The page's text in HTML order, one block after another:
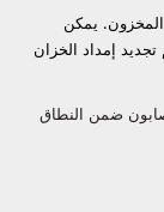
يمكن
إمداد الخزان
ضمن النطاق